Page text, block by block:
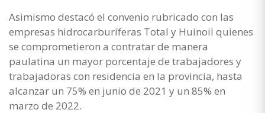
Asimismo destacó el convenio rubricado con las
empresas hidrocarburíferas Total y Huinoil quienes
se comprometieron a contratar de manera
paulatina un mayor porcentaje de trabajadores y
trabajadoras con residencia en la provincia, hasta
alcanzar un 75% en junio de 2021 y un 85% en
marzo de 2022.